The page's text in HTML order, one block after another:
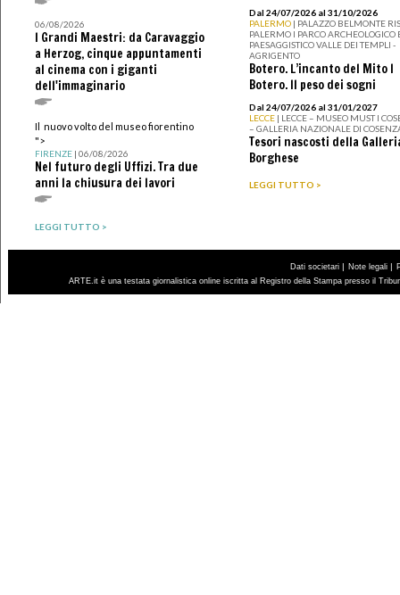
06/08/2026
I Grandi Maestri: da Caravaggio
a Herzog, cinque appuntamenti
al cinema con i giganti
dell'immaginario
Il nuovo volto del museo fiorentino
">
FIRENZE| 06/08/2026
Nel futuro degli Uffizi. Tra due
anni la chiusura dei lavori
LEGGI TUTTO >
Dal 24/07/2026 al 31/10/2026
PALERMO | PALAZZO BELMONTE
PALERMO I PARCO ARCHEOLOGICO
PAESAGGISTICO VALLE DEI TEMPLI -
AGRIGENTO
Botero. L’incanto del Mito I
Botero. Il peso dei sogni
Dal 24/07/2026 al 31/01/2027
LECCE | LECCE – MUSEO MUST I
– GALLERIA NAZIONALE DI
Tesori nascosti della
Borghese
LEGGI TUTTO >
Dati societari | Note legali |
ARTE.it è una testata giornalistica online iscritta al Registro della Stampa presso il